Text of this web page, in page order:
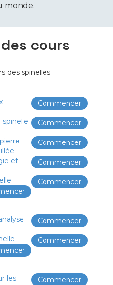
monde.
cours
des spinelles
Commencer
Commencer
spinelle
Commencer
Commencer
et
Commencer
Commencer
Commencer
Commencer
les